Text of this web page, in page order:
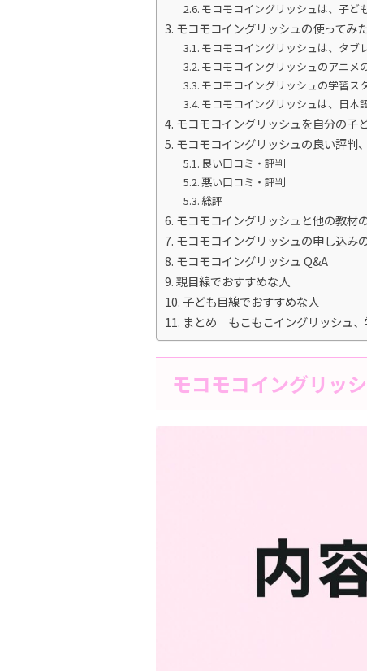
モコモコイングリッシュは、子ど
モコモコイングリッシュの使ってみ
モコモコイングリッシュは、タブ
モコモコイングリッシュのアニメ
モコモコイングリッシュの学習ス
モコモコイングリッシュは、日本
モコモコイングリッシュを自分の子
モコモコイングリッシュの良い評判
良い口コミ・評判
悪い口コミ・評判
総評
モコモコイングリッシュと他の教材
モコモコイングリッシュの申し込み
モコモコイングリッシュ Q&A
親目線でおすすめな人
子ども目線でおすすめな人
まとめ もこもこイングリッシュ、
モコモコイングリッ